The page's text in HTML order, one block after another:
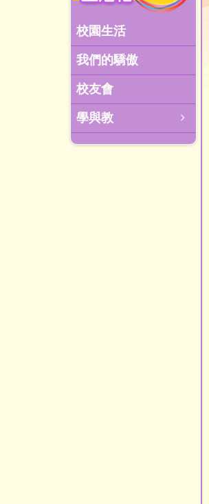
校園生活
我們的驕傲
校友會
學與教